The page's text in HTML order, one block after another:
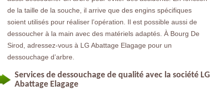
de la taille de la souche, il arrive que des engins spécifiques
soient utilisés pour réaliser l’opération. Il est possible aussi de
dessoucher à la main avec des matériels adaptés. À Bourg De
Sirod, adressez-vous à LG Abattage Elagage pour un
dessouchage d’arbre.
Services de dessouchage de qualité avec la société LG
Abattage Elagage